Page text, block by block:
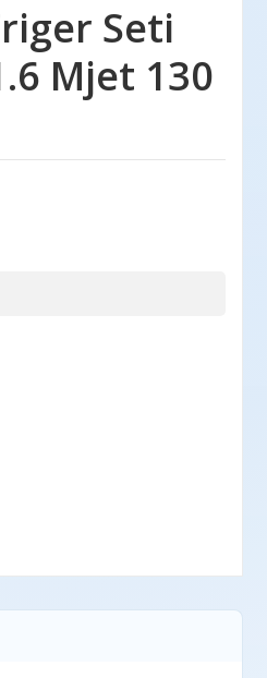
Seti
Mjet 130